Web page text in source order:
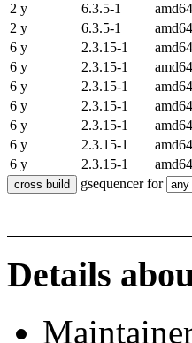
2 y
6.3.5-1 amd64
2 y
6.3.5-1 amd64
6 y
2.3.15-1 amd64
6 y
2.3.15-1 amd64
6 y
2.3.15-1 amd64
6 y
2.3.15-1 amd64
6 y
2.3.15-1 amd64
6 y
2.3.15-1 amd64
6 y
2.3.15-1 amd64
gsequencer for
Details